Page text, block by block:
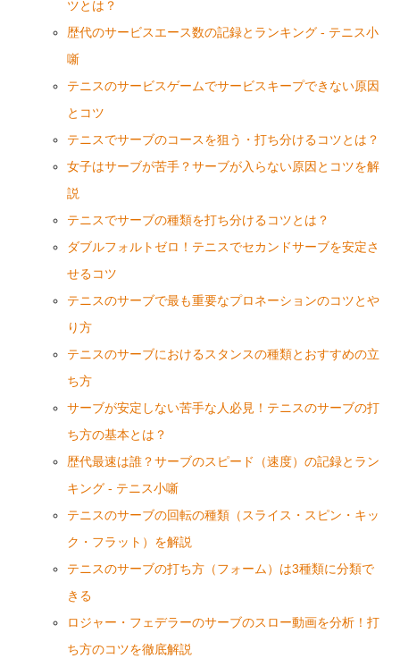
ツとは？
歴代のサービスエース数の記録とランキング - テニス小
噺
テニスのサービスゲームでサービスキープできない原因
とコツ
テニスでサーブのコースを狙う・打ち分けるコツとは？
女子はサーブが苦手？サーブが入らない原因とコツを解
説
テニスでサーブの種類を打ち分けるコツとは？
ダブルフォルトゼロ！テニスでセカンドサーブを安定さ
せるコツ
テニスのサーブで最も重要なプロネーションのコツとや
り方
テニスのサーブにおけるスタンスの種類とおすすめの立
ち方
サーブが安定しない苦手な人必見！テニスのサーブの打
ち方の基本とは？
歴代最速は誰？サーブのスピード（速度）の記録とラン
キング - テニス小噺
テニスのサーブの回転の種類（スライス・スピン・キッ
ク・フラット）を解説
テニスのサーブの打ち方（フォーム）は3種類に分類で
きる
ロジャー・フェデラーのサーブのスロー動画を分析！打
ち方のコツを徹底解説